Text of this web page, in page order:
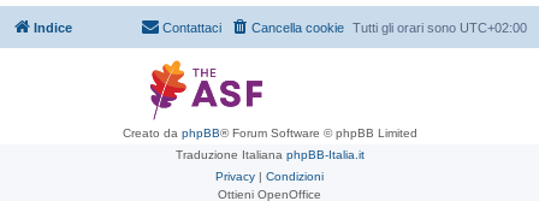
Indice Tutti gli orari sono UTC+02:00
Cancella cookie
Contattaci
Creato da phpBB® Forum Software © phpBB Limited
Traduzione Italiana phpBB-Italia.it
Privacy | Condizioni
Ottieni OpenOffice